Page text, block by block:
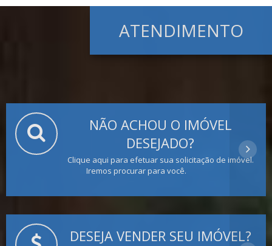
ATENDIMENTO
NÃO ACHOU O IMÓVEL
DESEJADO?
Clique aqui para efetuar sua solicitação de imóvel.
Iremos procurar para você.
DESEJA VENDER SEU IMÓVEL?